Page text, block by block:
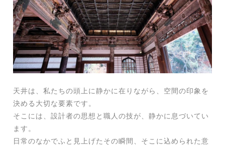
天井は、私たちの頭上に静かに在りながら、空間の印象を
決める大切な要素です。
そこには、設計者の思想と職人の技が、静かに息づいてい
ます。
日常のなかでふと見上げたその瞬間、そこに込められた意